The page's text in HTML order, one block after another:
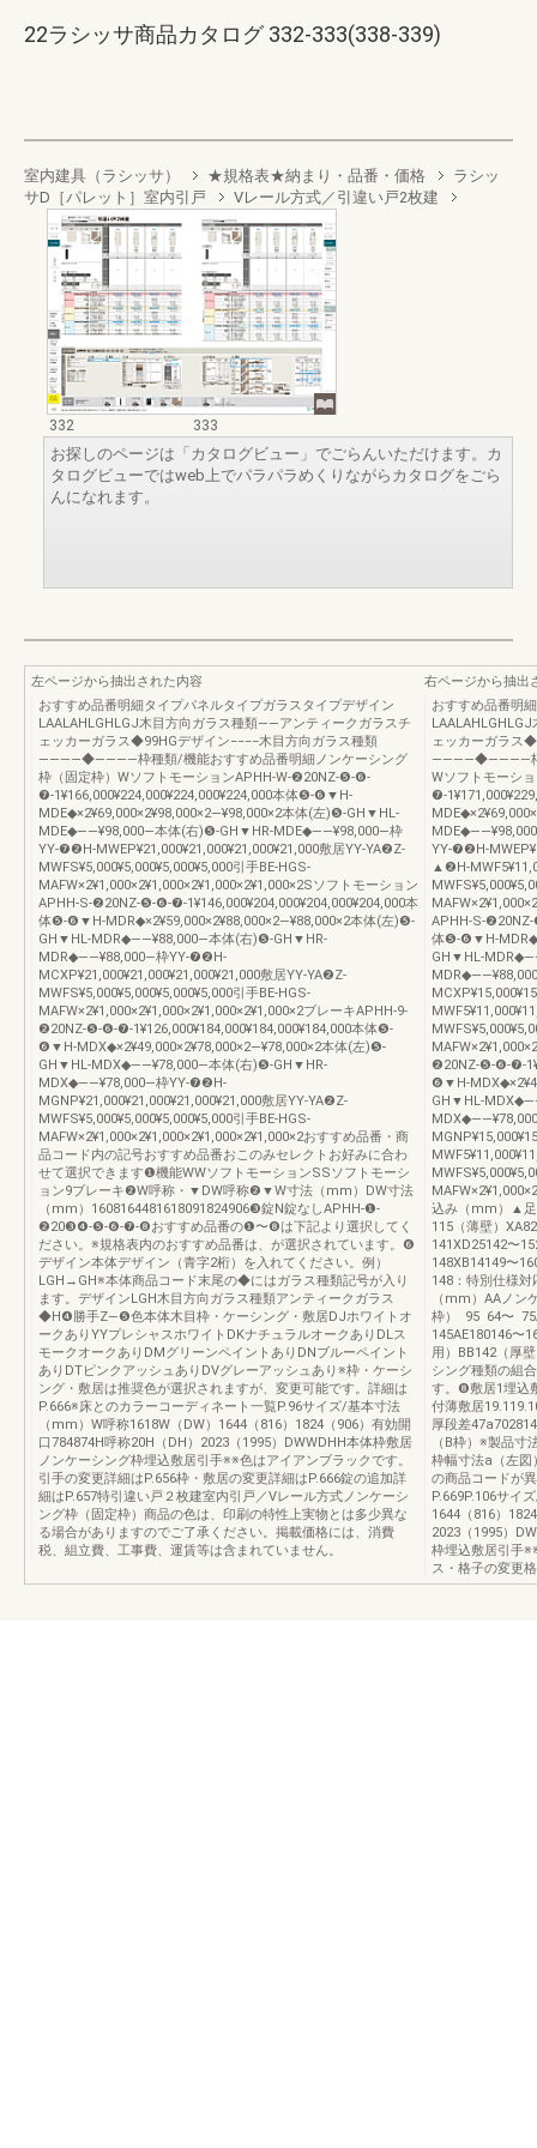
22ラシッサ商品カタログ 332-333(338-339)
室内建具（ラシッサ） ★規格表★納まり・品番・価格
ラシッ
サD［パレット］室内引戸
Vレール方式／引違い戸2枚建
332
333
お探しのページは「カタログビュー」でごらんいただけます。カ
タログビューではweb上でパラパラめくりながらカタログをごら
んになれます。
左ページから抽出された内容
おすすめ品番明細タイプパネルタイプガラスタイプデザイン
LAALAHLGHLGJ木目方向ガラス種類――アンティークガラスチ
ェッカーガラス◆99HGデザイン−−−−木目方向ガラス種類
――――◆――――枠種類/機能おすすめ品番明細ノンケーシング
枠（固定枠）WソフトモーションAPHH-W-❷20NZ-❺-❻-
❼-1¥166,000¥224,000¥224,000¥224,000本体❺-❻▼H-
MDE◆×2¥69,000×2¥98,000×2―¥98,000×2本体(左)❺-GH▼HL-
MDE◆――¥98,000―本体(右)❺-GH▼HR-MDE◆――¥98,000―枠
YY-❼❷H-MWEP¥21,000¥21,000¥21,000¥21,000敷居YY-YA❷Z-
MWFS¥5,000¥5,000¥5,000¥5,000引手BE-HGS-
MAFW×2¥1,000×2¥1,000×2¥1,000×2¥1,000×2Sソフトモーション
APHH-S-❷20NZ-❺-❻-❼-1¥146,000¥204,000¥204,000¥204,000本
体❺-❻▼H-MDR◆×2¥59,000×2¥88,000×2―¥88,000×2本体(左)❺-
GH▼HL-MDR◆――¥88,000―本体(右)❺-GH▼HR-
MDR◆――¥88,000―枠YY-❼❷H-
MCXP¥21,000¥21,000¥21,000¥21,000敷居YY-YA❷Z-
MWFS¥5,000¥5,000¥5,000¥5,000引手BE-HGS-
MAFW×2¥1,000×2¥1,000×2¥1,000×2¥1,000×2ブレーキAPHH-9-
❷20NZ-❺-❻-❼-1¥126,000¥184,000¥184,000¥184,000本体❺-
❻▼H-MDX◆×2¥49,000×2¥78,000×2―¥78,000×2本体(左)❺-
GH▼HL-MDX◆――¥78,000―本体(右)❺-GH▼HR-
MDX◆――¥78,000―枠YY-❼❷H-
MGNP¥21,000¥21,000¥21,000¥21,000敷居YY-YA❷Z-
MWFS¥5,000¥5,000¥5,000¥5,000引手BE-HGS-
MAFW×2¥1,000×2¥1,000×2¥1,000×2¥1,000×2おすすめ品番・商
品コード内の記号おすすめ品番おこのみセレクトお好みに合わ
せて選択できます❶機能WWソフトモーションSSソフトモーシ
ョン9ブレーキ❷W呼称・▼DW呼称❷▼W寸法（mm）DW寸法
（mm）1608164481618091824906❸錠N錠なしAPHH-❶-
❷20❸❹-❺-❻-❼-❽おすすめ品番の❶〜❽は下記より選択してく
ださい。※規格表内のおすすめ品番は、が選択されています。❻
デザイン本体デザイン（青字2桁）を入れてください。例）
LGH→GH※本体商品コード末尾の◆にはガラス種類記号が入り
ます。デザインLGH木目方向ガラス種類アンティークガラス
◆H❹勝手Z—❺色本体木目枠・ケーシング・敷居DJホワイトオ
ークありYYプレシャスホワイトDKナチュラルオークありDLス
モークオークありDMグリーンペイントありDNブルーペイント
ありDTピンクアッシュありDVグレーアッシュあり※枠・ケーシ
ング・敷居は推奨色が選択されますが、変更可能です。詳細は
P.666※床とのカラーコーディネート一覧P.96サイズ/基本寸法
（mm）W呼称1618W（DW）1644（816）1824（906）有効開
口784874H呼称20H（DH）2023（1995）DWWDHH本体枠敷居
ノンケーシング枠埋込敷居引手※※色はアイアンブラックです。
引手の変更詳細はP.656枠・敷居の変更詳細はP.666錠の追加詳
細はP.657特引違い戸２枚建室内引戸／Vレール方式ノンケーシ
ング枠（固定枠）商品の色は、印刷の特性上実物とは多少異な
る場合がありますのでご了承ください。掲載価格には、消費
税、組立費、工事費、運賃等は含まれていません。
右ページから抽出
おすすめ品番明
ェッカーガラス
――――◆――――枠
Wソフトモーシ
❼-
YY-❼❷H-
▲❷H-
APHH-S-❷20NZ-
体❺-❻▼H-
GH▼HL-
❷20NZ-❺-❻-❼-
❻▼H-
GH▼HL-
込み（mm）▲
115（薄壁）
141XD25142〜
148XB14149〜
148：特別仕様
（mm）AAノン
枠） 95 64〜
145AE180146〜
用）BB142（厚
シング種類の組
す。❽敷居1埋込
付薄敷居
厚段差
（B枠）※製品
枠幅寸法a（左図
の商品コードが
P.669P.106サイ
1644（816）
2023（1995）
枠埋込敷居引手
ス・格子の変更